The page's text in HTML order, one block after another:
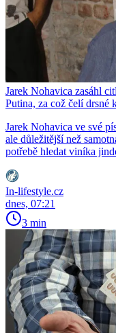
Jarek Nohavica zasáhl
Putina, za což čelí drsné
Jarek Nohavica ve své
ale důležitější než
potřebě hledat viníka
In-lifestyle.cz
dnes, 07:21
3 min